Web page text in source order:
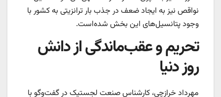
نواقص نیز به ایجاد ضعف در جذب ‌بار ترانزیتی به کشور با
وجود پتانسیل‌های این بخش شده‌است.
تحریم و عقب‌‌‌‌‌ماندگی از دانش
روز دنیا
مهرداد خرازچی، کارشناس صنعت لجستیک در گفت‌وگو با